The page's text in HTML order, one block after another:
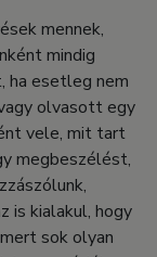
mennek,
mindig
ha esetleg nem
olvasott egy
vele, mit tart
megbeszélést,
is kialakul, hogy
sok olyan